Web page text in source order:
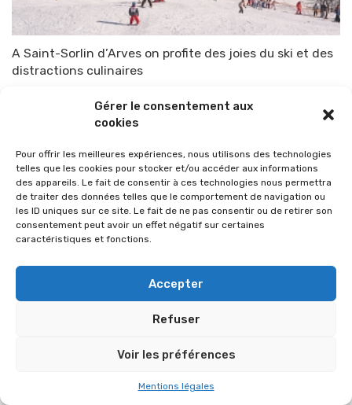
Gérer le consentement aux
cookies
Pour offrir les meilleures expériences, nous utilisons des technologies
telles que les cookies pour stocker et/ou accéder aux informations
des appareils. Le fait de consentir à ces technologies nous permettra
de traiter des données telles que le comportement de navigation ou
les ID uniques sur ce site. Le fait de ne pas consentir ou de retirer son
consentement peut avoir un effet négatif sur certaines
caractéristiques et fonctions.
Accepter
Refuser
Voir les préférences
Mentions légales
A Saint-Sorlin d’Arves on profite des joies du ski et des
distractions culinaires
© 2026 Im-presse. Tous droits réservés.
MENTIONS LÉGALES